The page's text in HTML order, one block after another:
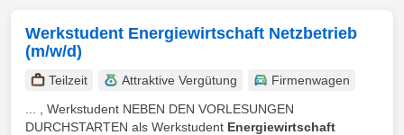
Werkstudent Energiewirtschaft Netzbetrieb
(m/w/d)
Teilzeit Attraktive Vergütung
Firmenwagen
... , Werkstudent NEBEN DEN VORLESUNGEN
DURCHSTARTEN als Werkstudent Energiewirtschaft